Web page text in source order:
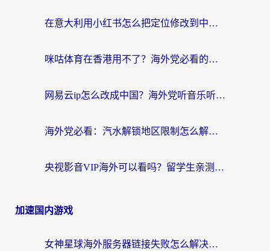
在意大利用小红书怎么把定位修改到中国国内？3个实用技巧+1个靠谱工具帮你搞定
咪咕体育在香港用不了？海外党必看的回国加速器选择指南（附3个真实场景解决方案）
网易云ip怎么改成中国？海外党听音乐听书的无痛解决方案
海外党必看：汽水解锁地区限制怎么解除？3招解决国内影音&生活服务难题
央视影音VIP海外可以看吗？留学生亲测有效的回国加速器选择指南
加速国内游戏
女神星球海外服务器链接失败怎么解决？海外党国服游戏加速避坑指南